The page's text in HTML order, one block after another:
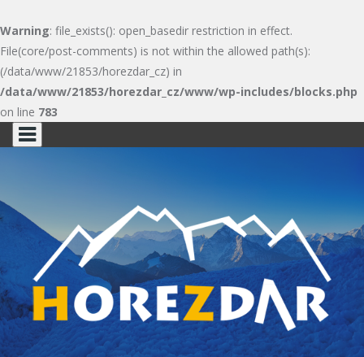
Warning: file_exists(): open_basedir restriction in effect.
File(core/post-comments) is not within the allowed path(s):
(/data/www/21853/horezdar_cz) in
/data/www/21853/horezdar_cz/www/wp-includes/blocks.php
on line 783
Skip
to